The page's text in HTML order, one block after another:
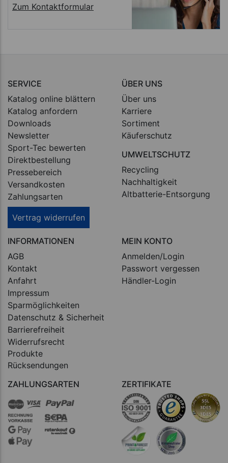
Zum Kontaktformular
SERVICE
Katalog online blättern
Katalog anfordern
Downloads
Newsletter
Sport-Tec bewerten
Direktbestellung
Pressebereich
Versandkosten
Zahlungsarten
Vertrag widerrufen
ÜBER UNS
Über uns
Karriere
Sortiment
Käuferschutz
UMWELTSCHUTZ
Recycling
Nachhaltigkeit
Altbatterie-Entsorgung
INFORMATIONEN
AGB
Kontakt
Anfahrt
Impressum
Sparmöglichkeiten
Datenschutz & Sicherheit
Barrierefreiheit
Widerrufsrecht
Produkte
Rücksendungen
MEIN KONTO
Anmelden/Login
Passwort vergessen
Händler-Login
ZAHLUNGSARTEN ZERTIFIKATE